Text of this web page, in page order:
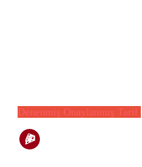
Denenmiş Onaylanmış Tarif